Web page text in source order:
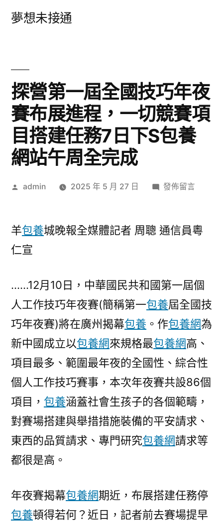
夢想未接通
探營第一屆全國技巧年夜
賽布展進程，一切競賽項
目搭建任務7日下S包養
網站午周全完成
作
admin 2025 年 5 月 27 日
在
第
國
技
巧
年
夜
布
展
進
程，
一
切
目
搭
建
發佈留言
羊包養城晚報全媒體記者 周聰 通信員粵
仁宣
……12月10日，中華國民共和國第一屆個
人工作技巧年夜賽(簡稱第一包養屆全國技
巧年夜賽)將在廣州揭幕包養 。作包養網為
新中國成立以包養網來規格最包養網高、
項目最多、範圍最年夜的全國性、綜合性
個人工作技巧賽事，本次年夜賽共設86個
項目， 包養涵蓋社會生孩子的各個範疇，
對賽場搭建與舉措措施裝備的平安請求、
東西的品質請求、專門研究包養網請求等
都很是高。
年夜賽揭幕包養網期近，布展搭建任務停
包養頓得若何？近日，記者前去賽場提早